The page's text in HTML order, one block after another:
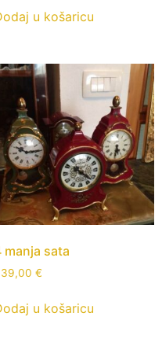
u košaricu
manja sata
€
u košaricu